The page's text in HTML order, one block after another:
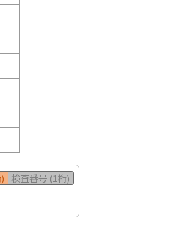
検査番号 (1桁)